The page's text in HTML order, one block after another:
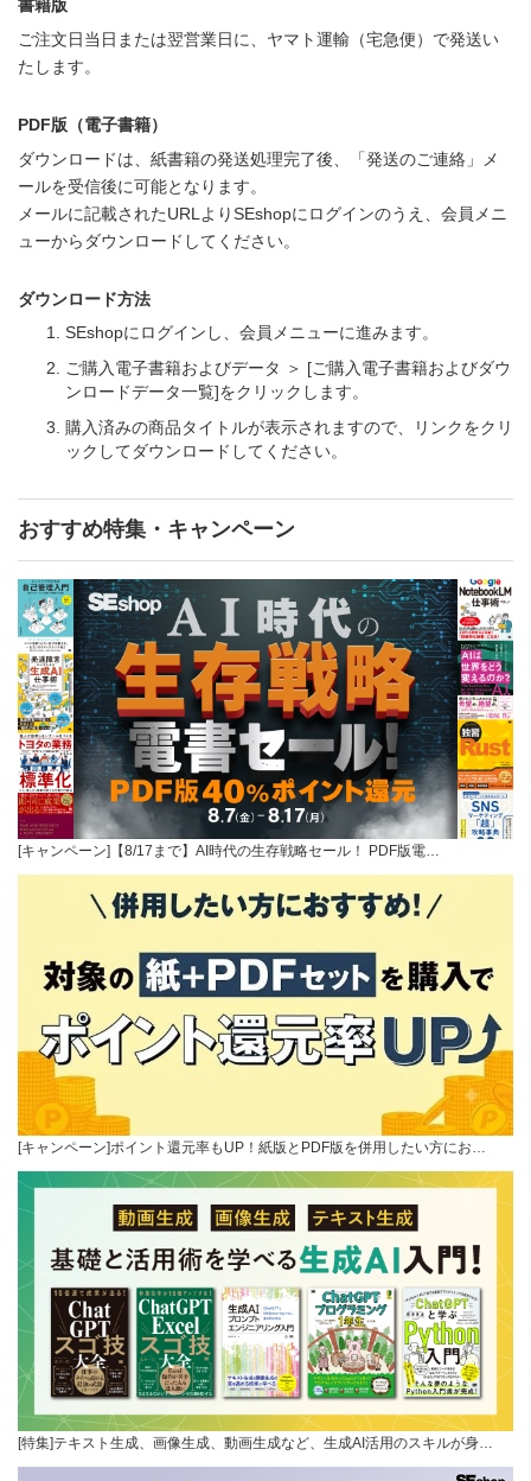
書籍版
ご注文日当日または翌営業日に、ヤマト運輸（宅急便）で発送い
たします。
PDF版（電子書籍）
ダウンロードは、紙書籍の発送処理完了後、「発送のご連絡」メ
ールを受信後に可能となります。
メールに記載されたURLよりSEshopにログインのうえ、会員メニ
ューからダウンロードしてください。
ダウンロード方法
SEshopにログインし、会員メニューに進みます。
ご購入電子書籍およびデータ ＞ [ご購入電子書籍およびダウ
ンロードデータ一覧]をクリックします。
購入済みの商品タイトルが表示されますので、リンクをクリ
ックしてダウンロードしてください。
おすすめ特集・キャンペーン
[キャンペーン]【8/17まで】AI時代の生存戦略セール！ PDF版電…
[キャンペーン]ポイント還元率もUP！紙版とPDF版を併用したい方にお…
[特集]テキスト生成、画像生成、動画生成など、生成AI活用のスキルが身…